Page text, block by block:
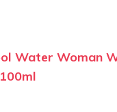
Water Woman